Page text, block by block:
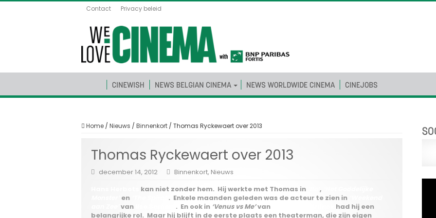
Contact Privacy beleid
CINEWISH NEWS BELGIAN CINEMA NEWS WORLDWIDE CINEMA CINEJOBS
Home / Nieuws / Binnenkort / Thomas Ryckewaert over 2013
Thomas Ryckewaert over 2013
december 14, 2012 Binnenkort, Nieuws
kan niet zonder hem. Hij werkte met Thomas in ,
en . Enkele maanden geleden was de acteur te zien in
van . En ook in ‘Venus vs Me’van
had hij een
belangrijke rol. Maar hij blijft in de eerste plaats een theaterman, die zijn eigen